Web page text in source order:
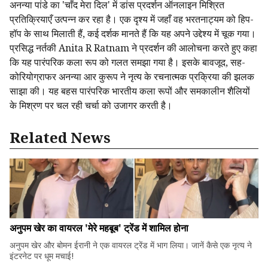
अनन्या पांडे का 'चाँद मेरा दिल' में डांस प्रदर्शन ऑनलाइन मिश्रित
प्रतिक्रियाएँ उत्पन्न कर रहा है। एक दृश्य में जहाँ वह भरतनाट्यम को हिप-
हॉप के साथ मिलाती हैं, कई दर्शक मानते हैं कि यह अपने उद्देश्य में चूक गया।
प्रसिद्ध नर्तकी Anita R Ratnam ने प्रदर्शन की आलोचना करते हुए कहा
कि यह पारंपरिक कला रूप को गलत समझा गया है। इसके बावजूद, सह-
कोरियोग्राफर अनन्या आर कुरूप ने नृत्य के रचनात्मक प्रक्रिया की झलक
साझा की। यह बहस पारंपरिक भारतीय कला रूपों और समकालीन शैलियों
के मिश्रण पर चल रही चर्चा को उजागर करती है।
Related News
अनुपम खेर का वायरल 'मेरे महबूब' ट्रेंड में शामिल होना
अनुपम खेर और बोमन ईरानी ने एक वायरल ट्रेंड में भाग लिया। जानें कैसे एक नृत्य ने
इंटरनेट पर धूम मचाई!